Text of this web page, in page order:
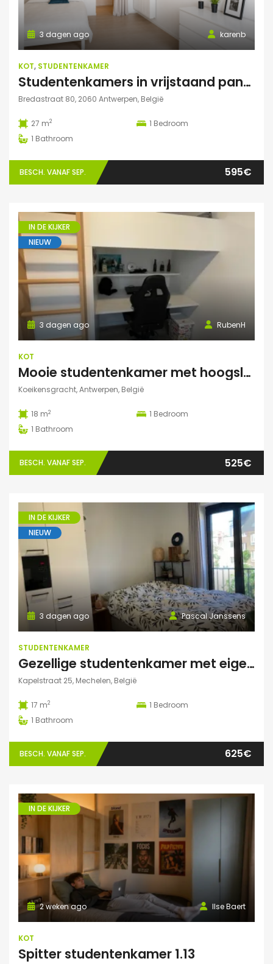
karenb
3 dagen ago
KOT, STUDENTENKAMER
Studentenkamers in vrijstaand pand ‘De Drie Snellen’.
Bredastraat 80, 2060 Antwerpen, België
27 m2 1 Bedroom
1 Bathroom
BESCH. VANAF SEP. 595€
IN DE KIJKER
NIEUW
RubenH
3 dagen ago
KOT
Mooie studentenkamer met hoogslaper en grote gemeenschappelijke ruimte/terras in Campus Eilandje
Koeikensgracht, Antwerpen, België
18 m2 1 Bedroom
1 Bathroom
BESCH. VANAF SEP. 525€
IN DE KIJKER
NIEUW
Pascal Janssens
3 dagen ago
STUDENTENKAMER
Gezellige studentenkamer met eigen badkamer in Mechelen
Kapelstraat 25, Mechelen, België
17 m2 1 Bedroom
1 Bathroom
BESCH. VANAF SEP. 625€
IN DE KIJKER
Ilse Baert
2 weken ago
KOT
Spitter studentenkamer 1.13